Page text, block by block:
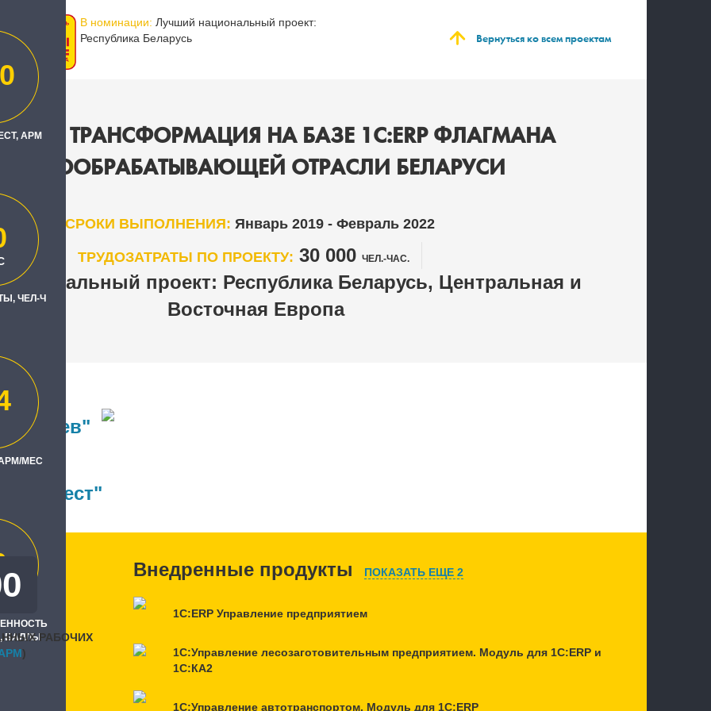
В номинации: Лучший национальный проект:
Республика Беларусь
Вернуться ко всем проектам
ТРАНСФОРМАЦИЯ НА БАЗЕ 1С:ERP ФЛАГМАНА
ДЕРЕВООБРАБАТЫВАЮЩЕЙ ОТРАСЛИ БЕЛАРУСИ
СРОКИ ВЫПОЛНЕНИЯ: Январь 2019 - Февраль 2022
ТРУДОЗАТРАТЫ ПО ПРОЕКТУ: 30 000 ЧЕЛ.-ЧАС.
проект: Республика Беларусь, Центральная и
Восточная Европа
АРМ
ЧЕЛ-Ч
МЕС
БАЛЛЫ
Брест"
РАБОЧИХ
)
Внедренные продукты ПОКАЗАТЬ ЕЩЕ 2
1С:ERP Управление предприятием
1С:Управление лесозаготовительным предприятием. Модуль для 1С:ERP и
1С:КА2
1С:Управление автотранспортом. Модуль для 1С:ERP